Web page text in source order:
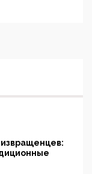
извращенцев: